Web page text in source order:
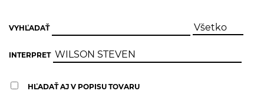
VYHĽADAŤ
INTERPRET
HĽADAŤ AJ V POPISU TOVARU